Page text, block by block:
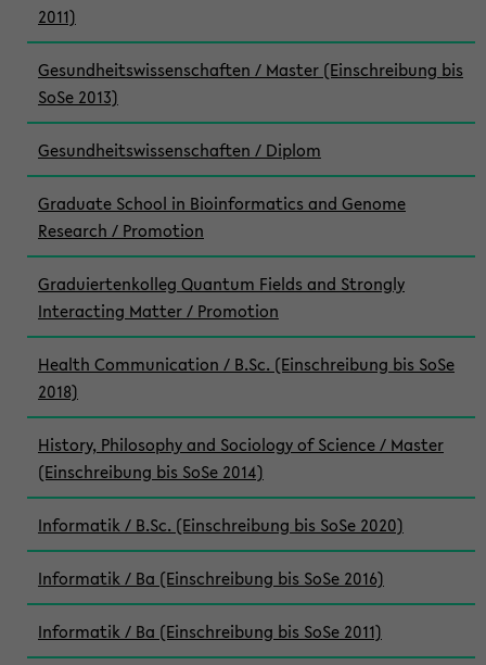
2011)
Gesundheitswissenschaften / Master (Einschreibung bis
SoSe 2013)
Gesundheitswissenschaften / Diplom
Graduate School in Bioinformatics and Genome
Research / Promotion
Graduiertenkolleg Quantum Fields and Strongly
Interacting Matter / Promotion
Health Communication / B.Sc. (Einschreibung bis SoSe
2018)
History, Philosophy and Sociology of Science / Master
(Einschreibung bis SoSe 2014)
Informatik / B.Sc. (Einschreibung bis SoSe 2020)
Informatik / Ba (Einschreibung bis SoSe 2016)
Informatik / Ba (Einschreibung bis SoSe 2011)